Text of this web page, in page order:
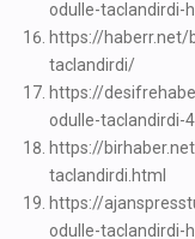
odulle-taclandirdi-
https://haberr.net/
taclandirdi/
https://
odulle-taclandirdi-
https://
taclandirdi.html
https://
odulle-taclandirdi-